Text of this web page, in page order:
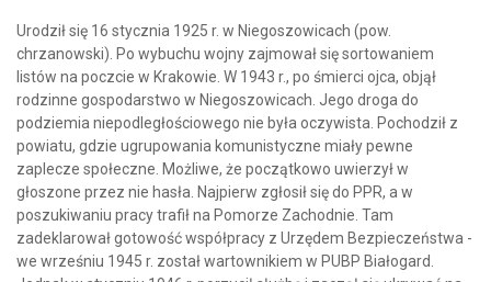
Urodził się 16 stycznia 1925 r. w Niegoszowicach (pow.
chrzanowski). Po wybuchu wojny zajmował się sortowaniem
listów na poczcie w Krakowie. W 1943 r., po śmierci ojca, objął
rodzinne gospodarstwo w Niegoszowicach. Jego droga do
podziemia niepodległościowego nie była oczywista. Pochodził z
powiatu, gdzie ugrupowania komunistyczne miały pewne
zaplecze społeczne. Możliwe, że początkowo uwierzył w
głoszone przez nie hasła. Najpierw zgłosił się do PPR, a w
poszukiwaniu pracy trafił na Pomorze Zachodnie. Tam
zadeklarował gotowość współpracy z Urzędem Bezpieczeństwa -
we wrześniu 1945 r. został wartownikiem w PUBP Białogard.